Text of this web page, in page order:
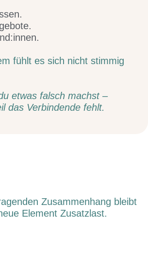
fühlt es sich nicht stimmig
etwas falsch machst –
das Verbindende fehlt.
Zusammenhang bleibt
Element Zusatzlast.